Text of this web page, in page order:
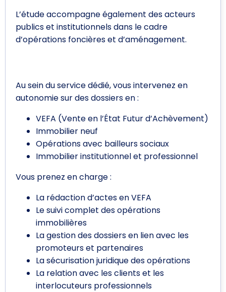
L’étude accompagne également des acteurs
publics et institutionnels dans le cadre
d’opérations foncières et d’aménagement.
Au sein du service dédié, vous intervenez en
autonomie sur des dossiers en :
VEFA (Vente en l’État Futur d’Achèvement)
Immobilier neuf
Opérations avec bailleurs sociaux
Immobilier institutionnel et professionnel
Vous prenez en charge :
La rédaction d’actes en VEFA
Le suivi complet des opérations
immobilières
La gestion des dossiers en lien avec les
promoteurs et partenaires
La sécurisation juridique des opérations
La relation avec les clients et les
interlocuteurs professionnels